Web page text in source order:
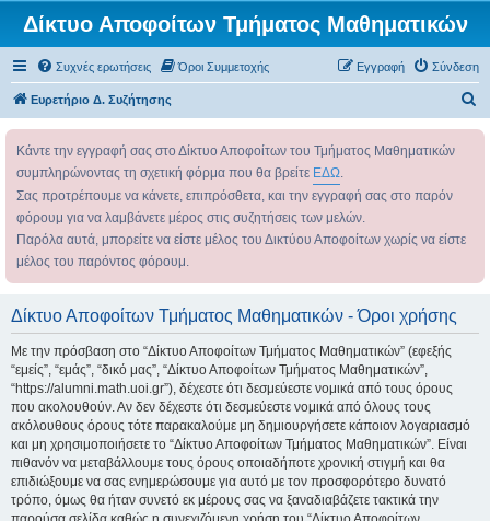
Δίκτυο Αποφοίτων Τμήματος Μαθηματικών
Συχνές ερωτήσεις Όροι Συμμετοχής Σύνδεση
Εγγραφή
Ευρετήριο Δ. Συζήτησης
σ
Κάντε την εγγραφή σας στο Δίκτυο Αποφοίτων του Τμήματος Μαθηματικών
συμπληρώνοντας τη σχετική φόρμα που θα βρείτε ΕΔΩ.
Σας προτρέπουμε να κάνετε, επιπρόσθετα, και την εγγραφή σας στο παρόν
φόρουμ για να λαμβάνετε μέρος στις συζητήσεις των μελών.
Παρόλα αυτά, μπορείτε να είστε μέλος του Δικτύου Αποφοίτων χωρίς να είστε
μέλος του παρόντος φόρουμ.
Δίκτυο Αποφοίτων Τμήματος Μαθηματικών - Όροι χρήσης
Με την πρόσβαση στο “Δίκτυο Αποφοίτων Τμήματος Μαθηματικών” (εφεξής
“εμείς”, “εμάς”, “δικό μας”, “Δίκτυο Αποφοίτων Τμήματος Μαθηματικών”,
“https://alumni.math.uoi.gr”), δέχεστε ότι δεσμεύεστε νομικά από τους όρους
που ακολουθούν. Αν δεν δέχεστε ότι δεσμεύεστε νομικά από όλους τους
ακόλουθους όρους τότε παρακαλούμε μη δημιουργήσετε κάποιον λογαριασμό
και μη χρησιμοποιήσετε το “Δίκτυο Αποφοίτων Τμήματος Μαθηματικών”. Είναι
πιθανόν να μεταβάλλουμε τους όρους οποιαδήποτε χρονική στιγμή και θα
επιδιώξουμε να σας ενημερώσουμε για αυτό με τον προσφορότερο δυνατό
τρόπο, όμως θα ήταν συνετό εκ μέρους σας να ξαναδιαβάζετε τακτικά την